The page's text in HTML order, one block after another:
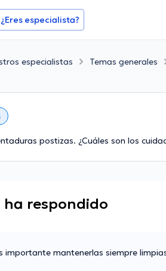
¿Eres especialista?
especialistas Temas generales
postizas. ¿Cuáles son los
ha respondido
importante mantenerlas siempre